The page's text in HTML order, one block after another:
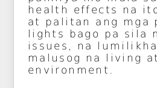
health effects na
at palitan ang mga
lights bago pa sila
issues, na
malusog na living
environment.